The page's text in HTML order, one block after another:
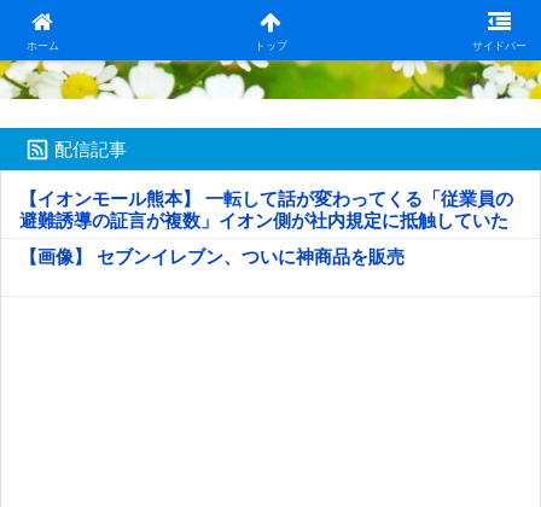
ホーム トップ サイドバー
日本第一！ニュース録
配信記事
【イオンモール熊本】 一転して話が変わってくる「従業員の
避難誘導の証言が複数」イオン側が社内規定に抵触していた
疑い
【画像】 セブンイレブン、ついに神商品を販売